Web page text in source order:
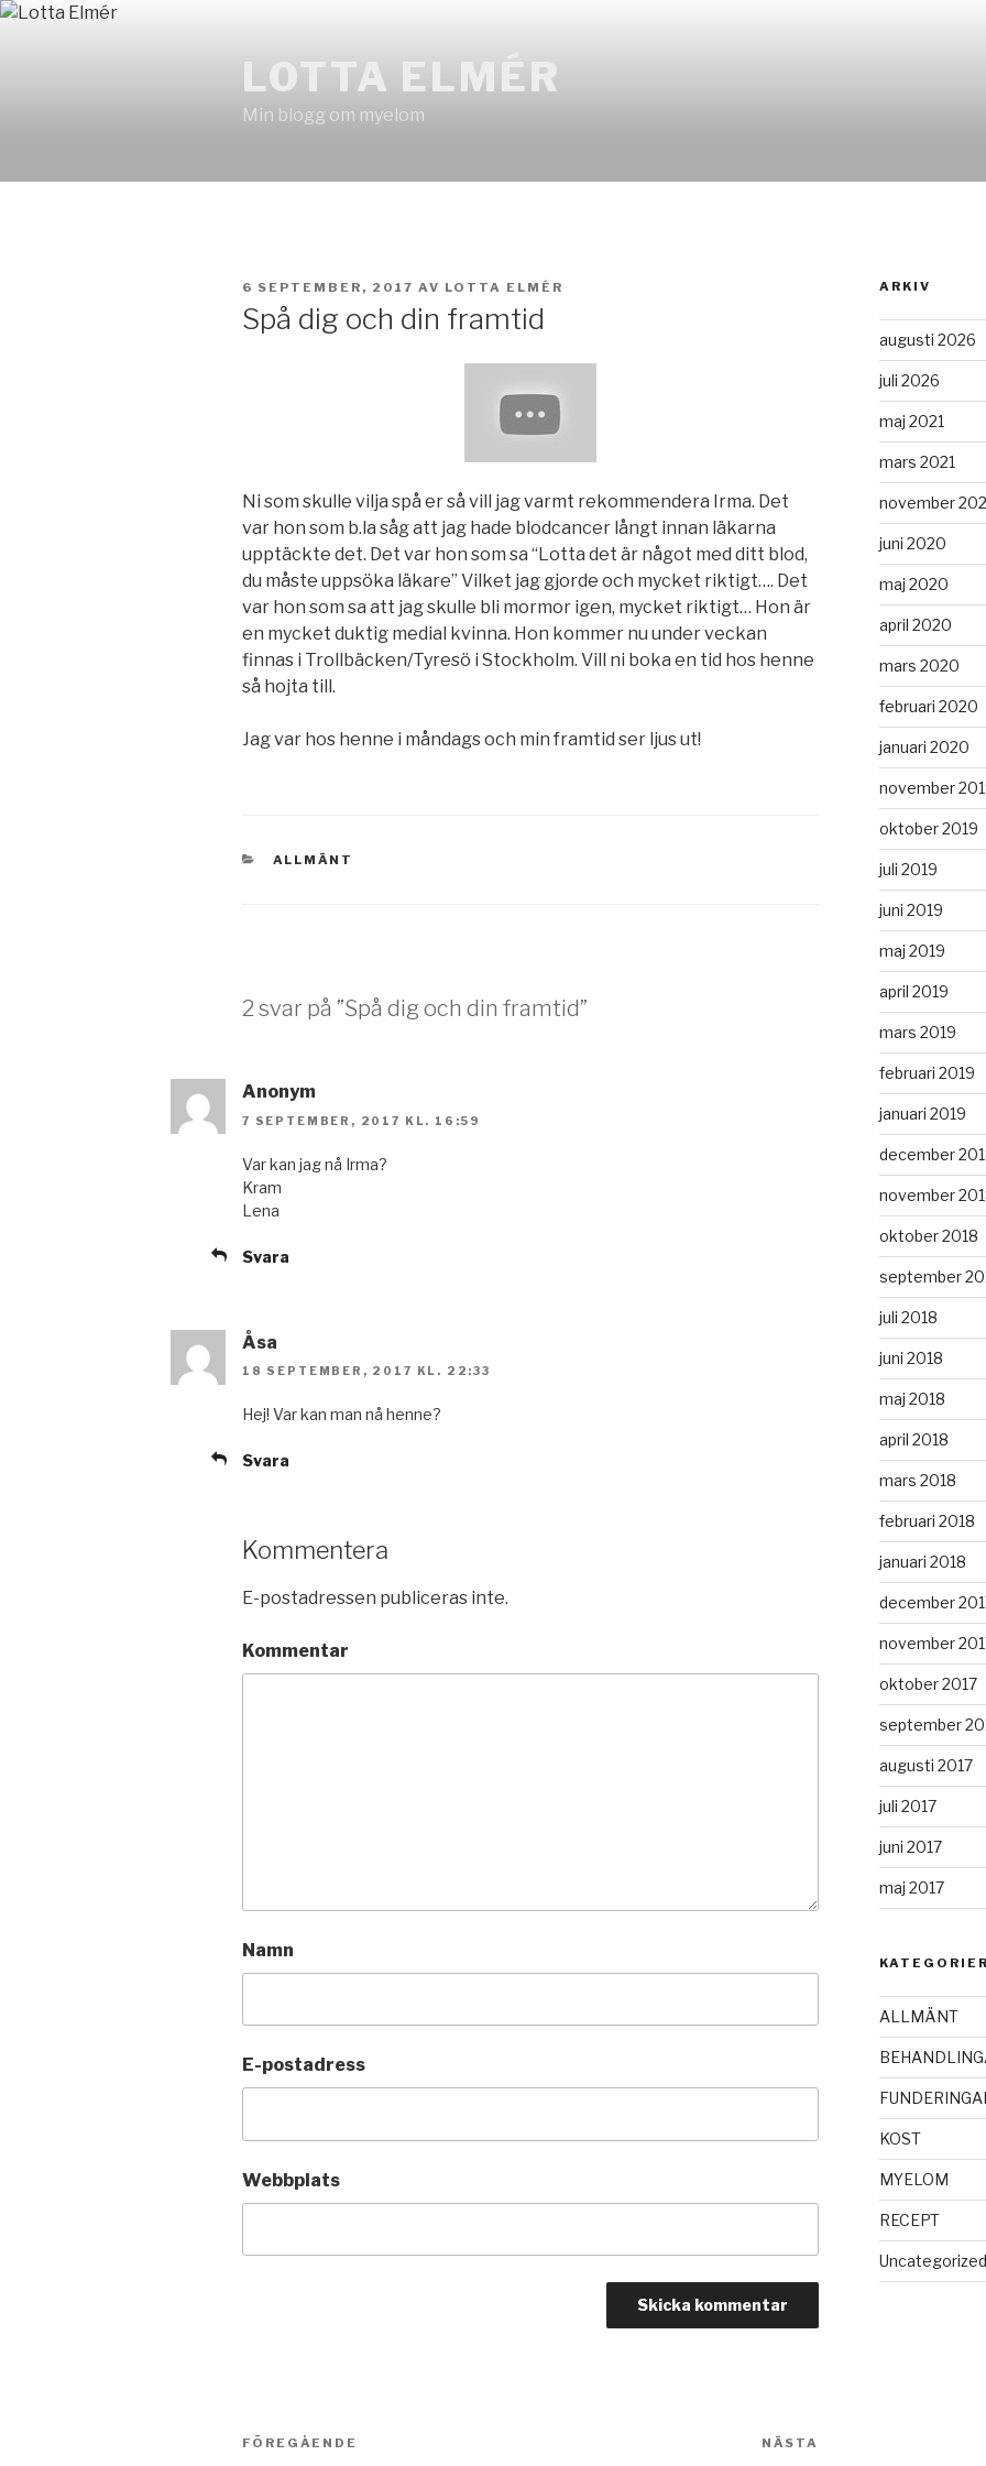
Hoppa
LOTTA ELMÉR
Min blogg om myelom
PUBLICERAT
6 SEPTEMBER, 2017 AV LOTTA ELMÉR
Spå dig och din framtid
Ni som skulle vilja spå er så vill jag varmt rekommendera Irma. Det
var hon som b.la såg att jag hade blodcancer långt innan läkarna
upptäckte det. Det var hon som sa “Lotta det är något med ditt blod,
du måste uppsöka läkare” Vilket jag gjorde och mycket riktigt…. Det
var hon som sa att jag skulle bli mormor igen, mycket riktigt… Hon är
en mycket duktig medial kvinna. Hon kommer nu under veckan
finnas i Trollbäcken/Tyresö i Stockholm. Vill ni boka en tid hos henne
så hojta till.
Jag var hos henne i måndags och min framtid ser ljus ut!
KATEGORIER
ALLMÄNT
2 svar på ”Spå dig och din framtid”
Anonym
7 SEPTEMBER, 2017 KL. 16:59
Var kan jag nå Irma?
Kram
Lena
Svara
Åsa
18 SEPTEMBER, 2017 KL. 22:33
Hej! Var kan man nå henne?
Svara
Kommentera
E-postadressen publiceras inte.
Kommentar
Namn
E-postadress
Webbplats
Inläggsnavigering
Föregående
FÖREGÅENDE NÄSTA
ARKIV
augusti 2026
juli 2026
maj 2021
mars 2021
november
juni 2020
maj 2020
april 2020
mars 2020
februari 2020
januari 2020
november
oktober 2019
juli 2019
juni 2019
maj 2019
april 2019
mars 2019
februari 2019
januari 2019
december
november
oktober 2018
september
juli 2018
juni 2018
maj 2018
april 2018
mars 2018
februari 2018
januari 2018
december
november
oktober 2017
september
augusti 2017
juli 2017
juni 2017
maj 2017
ALLMÄNT
KOST
MYELOM
RECEPT
Uncategorized